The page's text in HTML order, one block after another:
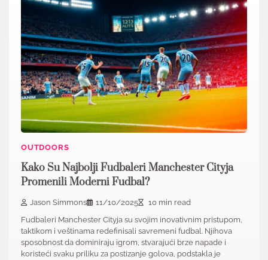
OUTDOORS
Kako Su Najbolji Fudbaleri Manchester Cityja
Promenili Moderni Fudbal?
Jason Simmons 11/10/2025
10 min read
Fudbaleri Manchester Cityja su svojim inovativnim pristupom,
taktikom i veštinama redefinisali savremeni fudbal. Njihova
sposobnost da dominiraju igrom, stvarajući brze napade i
koristeći svaku priliku za postizanje golova, podstakla je